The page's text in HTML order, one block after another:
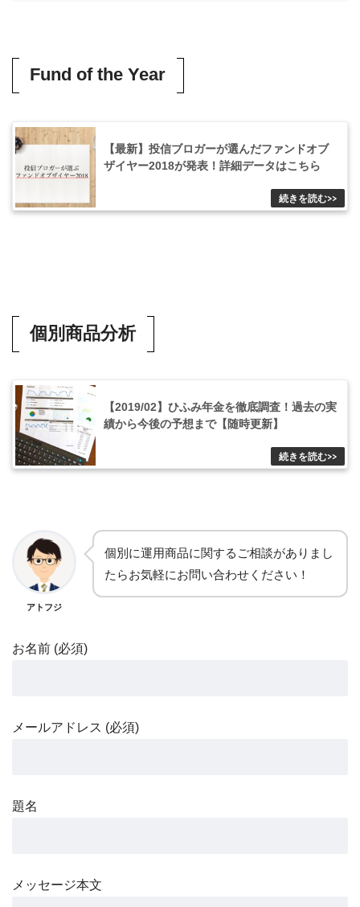
Fund of the Year
【最新】投信ブロガーが選んだファンドオブ
ザイヤー2018が発表！詳細データはこちら
個別商品分析
【2019/02】ひふみ年金を徹底調査！過去の実
績から今後の予想まで【随時更新】
アトフジ
個別に運用商品に関するご相談がありまし
たらお気軽にお問い合わせください！
お名前 (必須)
メールアドレス (必須)
題名
メッセージ本文